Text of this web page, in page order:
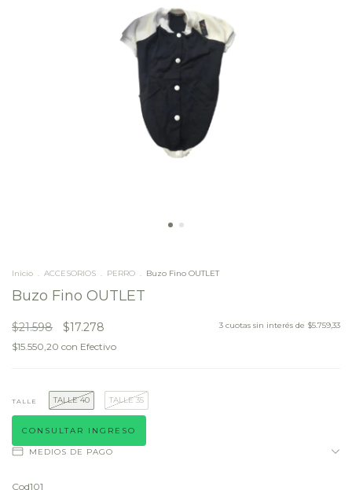
Inicio . ACCESORIOS . PERRO . Buzo Fino OUTLET
Buzo Fino OUTLET
$21.598 $17.278
$15.550,20 con Efectivo
3 cuotas sin interés de $5.759,33
TALLE TALLE 40 TALLE 35
CONSULTAR INGRESO
MEDIOS DE PAGO
Cod101